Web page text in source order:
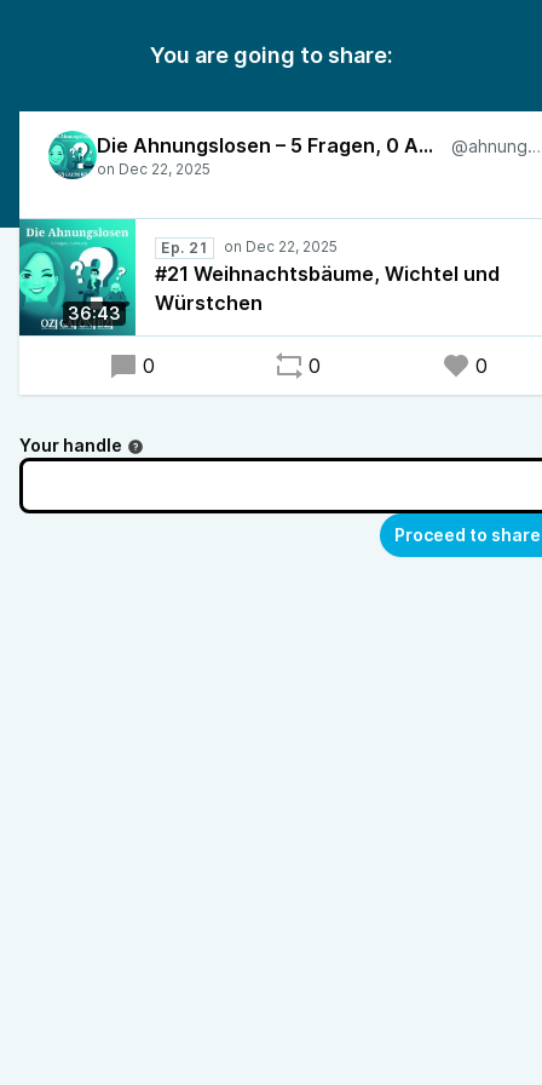
You are going to share:
Die Ahnungslosen – 5 Fragen, 0 Ahnung @ahnungslos
36:43
Ep. 21
#21 Weihnachtsbäume, Wichtel und
Würstchen
0 0 0
Your handle
Proceed to share